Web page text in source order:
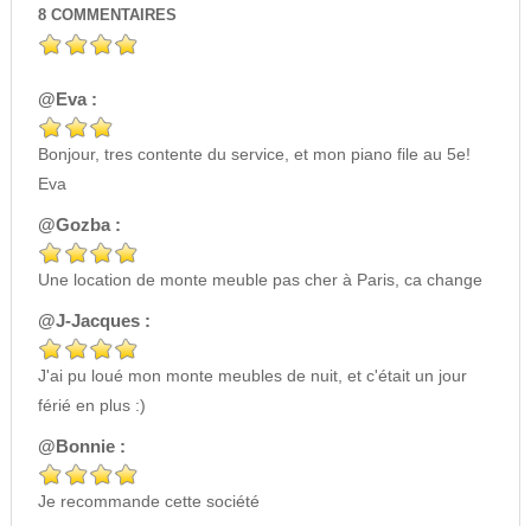
8 COMMENTAIRES
@Eva :
Bonjour, tres contente du service, et mon piano file au 5e!
Eva
@Gozba :
Une location de monte meuble pas cher à Paris, ca change
@J-Jacques :
J'ai pu loué mon monte meubles de nuit, et c'était un jour
férié en plus :)
@Bonnie :
Je recommande cette société